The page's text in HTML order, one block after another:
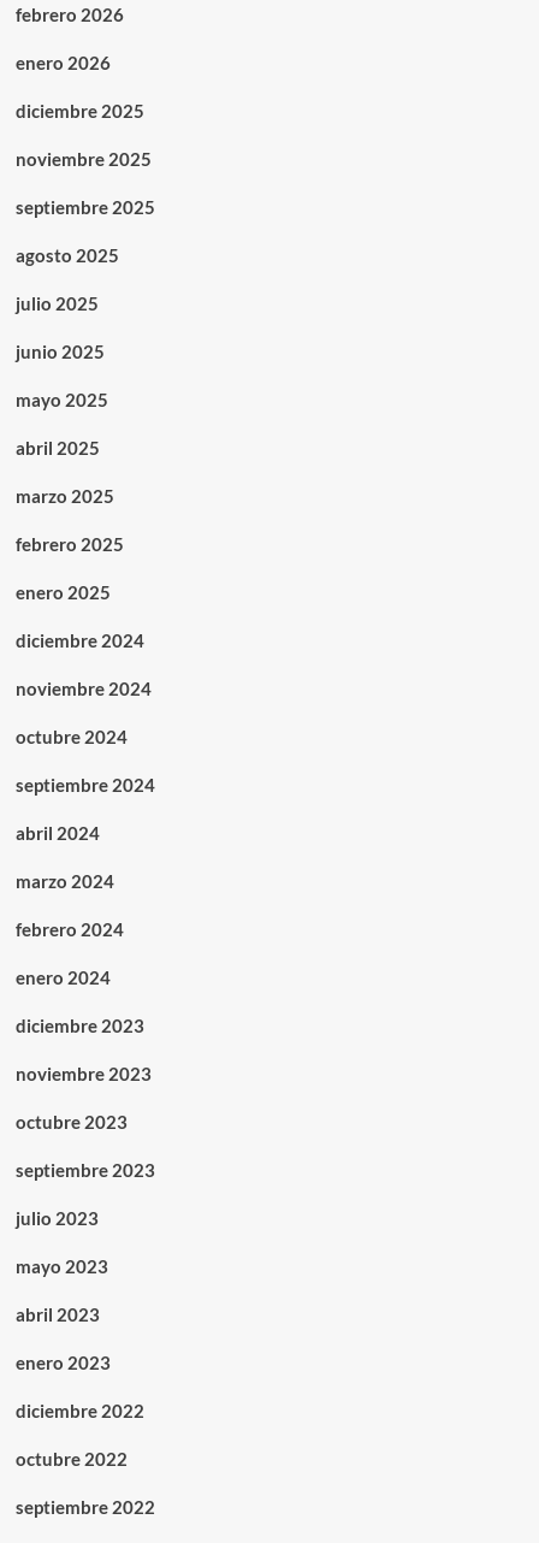
febrero 2026
enero 2026
diciembre 2025
noviembre 2025
septiembre 2025
agosto 2025
julio 2025
junio 2025
mayo 2025
abril 2025
marzo 2025
febrero 2025
enero 2025
diciembre 2024
noviembre 2024
octubre 2024
septiembre 2024
abril 2024
marzo 2024
febrero 2024
enero 2024
diciembre 2023
noviembre 2023
octubre 2023
septiembre 2023
julio 2023
mayo 2023
abril 2023
enero 2023
diciembre 2022
octubre 2022
septiembre 2022